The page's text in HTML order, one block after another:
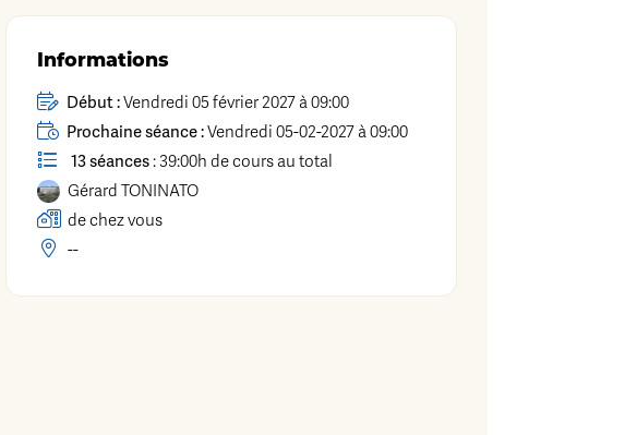
Informations
Début :Vendredi 05 février 2027 à 09:00
Prochaine séance :Vendredi 05-02-2027 à 09:00
13 séances: 39:00h de cours au total
Gérard TONINATO
de chez vous
--